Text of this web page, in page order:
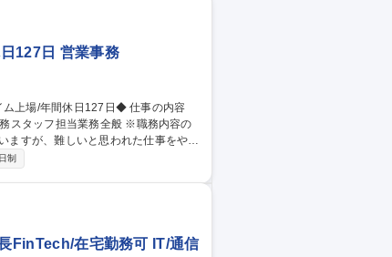
127日 営業事務
スタッフ担当業務全般 ※職務内容の
いたときに感じます。 ■どのようなス
制
FinTech/在宅勤務可 IT/通信